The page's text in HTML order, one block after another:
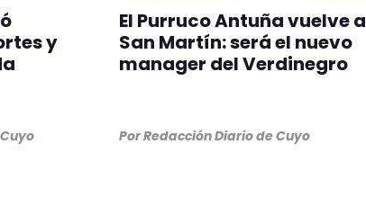
y
El Purruco Antuña vuelve a
San Martín: será el nuevo
manager del Verdinegro
PorRedacción Diario de Cuyo